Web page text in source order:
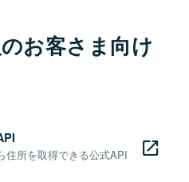
お客さま向け
住所を取得できる公式API